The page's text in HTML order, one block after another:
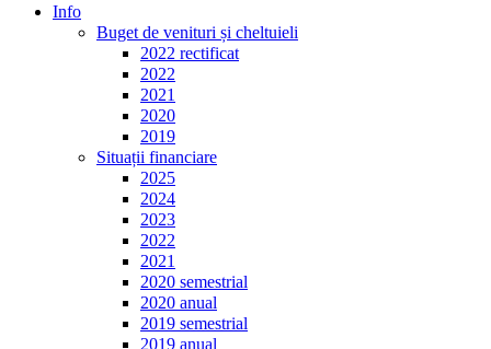
Info
Buget de venituri și cheltuieli
2022 rectificat
2022
2021
2020
2019
Situații financiare
2025
2024
2023
2022
2021
2020 semestrial
2020 anual
2019 semestrial
2019 anual